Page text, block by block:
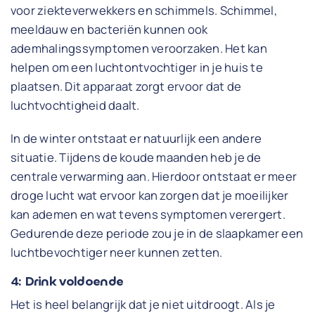
voor ziekteverwekkers en schimmels. Schimmel,
meeldauw en bacteriën kunnen ook
ademhalingssymptomen veroorzaken. Het kan
helpen om een luchtontvochtiger in je huis te
plaatsen. Dit apparaat zorgt ervoor dat de
luchtvochtigheid daalt.
In de winter ontstaat er natuurlijk een andere
situatie. Tijdens de koude maanden heb je de
centrale verwarming aan. Hierdoor ontstaat er meer
droge lucht wat ervoor kan zorgen dat je moeilijker
kan ademen en wat tevens symptomen verergert.
Gedurende deze periode zou je in de slaapkamer een
luchtbevochtiger neer kunnen zetten.
4: Drink voldoende
Het is heel belangrijk dat je niet uitdroogt. Als je